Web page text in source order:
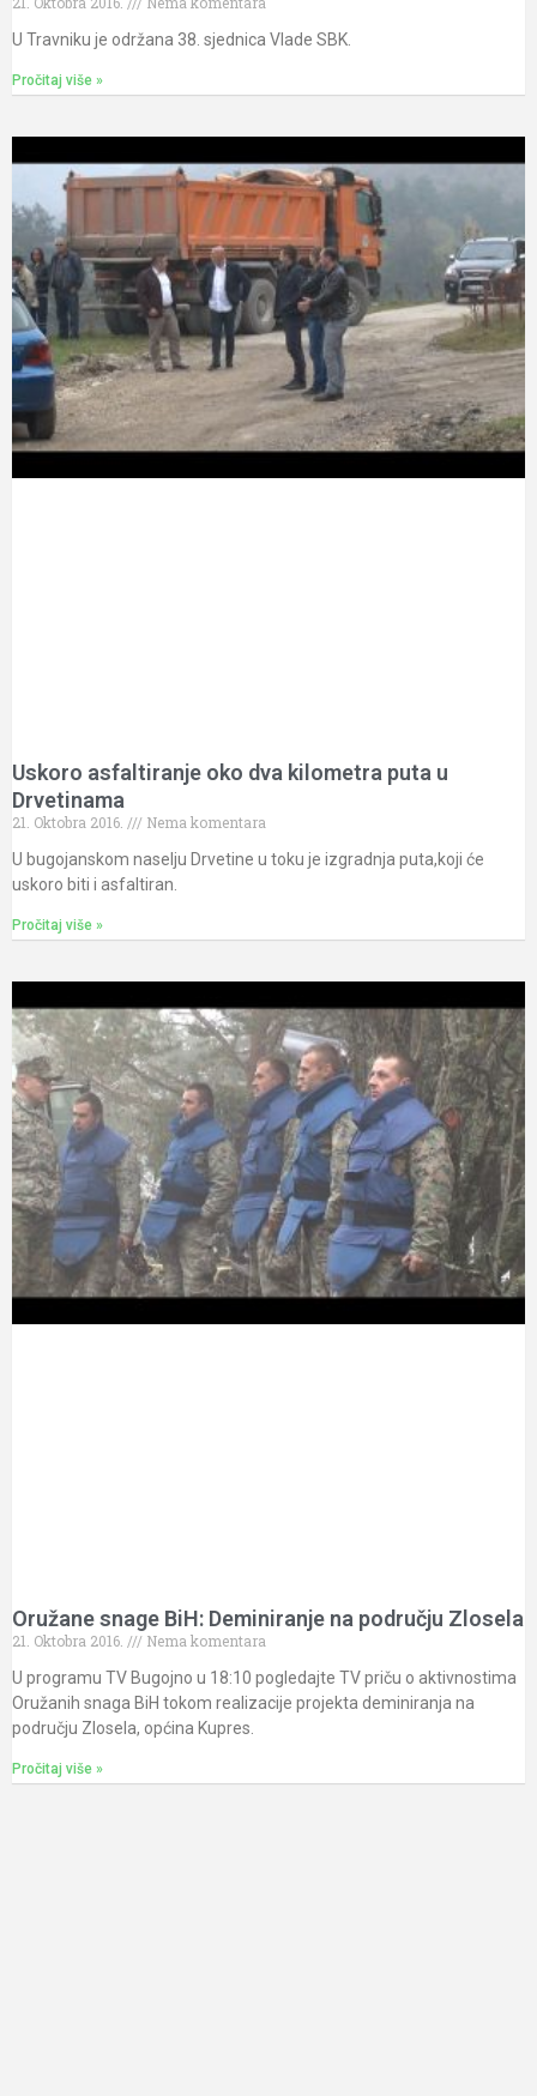
U Travniku je održana 38. sjednica Vlade SBK.
Pročitaj više »
Uskoro asfaltiranje oko dva kilometra puta u
Drvetinama
21. Oktobra 2016.
Nema komentara
U bugojanskom naselju Drvetine u toku je izgradnja puta,koji će
uskoro biti i asfaltiran.
Pročitaj više »
Oružane snage BiH: Deminiranje na području Zlosela
21. Oktobra 2016.
Nema komentara
U programu TV Bugojno u 18:10 pogledajte TV priču o aktivnostima
Oružanih snaga BiH tokom realizacije projekta deminiranja na
području Zlosela, općina Kupres.
Pročitaj više »